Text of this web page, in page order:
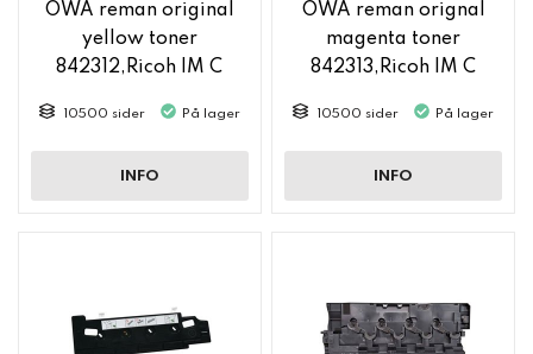
OWA reman original
yellow toner
842312,Ricoh IM C
10500 sider På lager
INFO
OWA reman orignal
magenta toner
842313,Ricoh IM C
10500 sider På lager
INFO